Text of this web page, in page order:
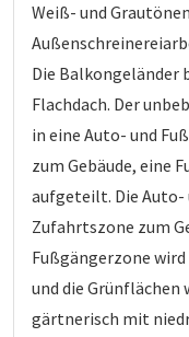
Weiß- und
Die Balkongeländer
Flachdach. Der
in eine Auto- und
zum Gebäude, eine
aufgeteilt. Die Auto-
Zufahrtszone zum
Fußgängerzone
und die Grünflächen
gärtnerisch mit